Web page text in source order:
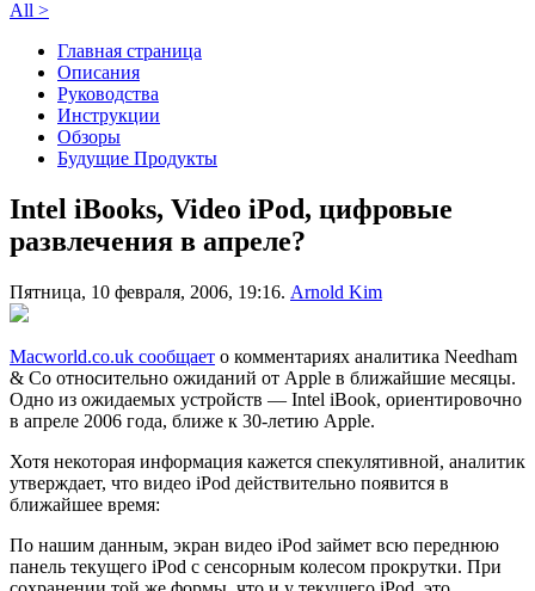
All >
Главная страница
Описания
Руководства
Инструкции
Обзоры
Будущие Продукты
Intel iBooks, Video iPod, цифровые
развлечения в апреле?
Пятница, 10 февраля, 2006, 19:16. Arnold Kim
Macworld.co.uk сообщает о комментариях аналитика Needham
& Co относительно ожиданий от Apple в ближайшие месяцы.
Одно из ожидаемых устройств — Intel iBook, ориентировочно
в апреле 2006 года, ближе к 30-летию Apple.
Хотя некоторая информация кажется спекулятивной, аналитик
утверждает, что видео iPod действительно появится в
ближайшее время:
По нашим данным, экран видео iPod займет всю переднюю
панель текущего iPod с сенсорным колесом прокрутки. При